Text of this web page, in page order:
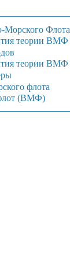
Морского Флота
теории ВМФ
теории ВМФ
флота
(ВМФ)